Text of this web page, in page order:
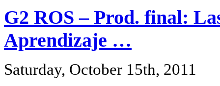
G2 ROS – Prod. final:
Aprendizaje …
Saturday, October 15th, 2011